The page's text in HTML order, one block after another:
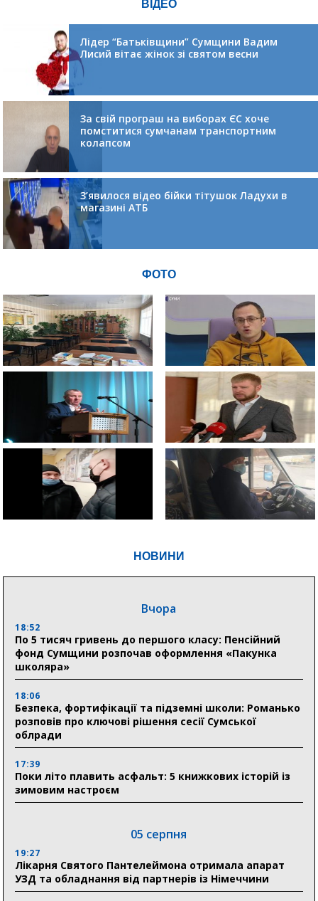
НОВИНИ
Вчора
18:52
По 5 тисяч гривень до першого класу: Пенсійний
фонд Сумщини розпочав оформлення «Пакунка
школяра»
18:06
Безпека, фортифікації та підземні школи: Романько
розповів про ключові рішення сесії Сумської
облради
17:39
Поки літо плавить асфальт: 5 книжкових історій із
зимовим настроєм
05 серпня
19:27
Лікарня Святого Пантелеймона отримала апарат
УЗД та обладнання від партнерів із Німеччини
ВІДЕО
Лідер “Батьківщини” Сумщини Вадим
Лисий вітає жінок зі святом весни
За свій програш на виборах ЄС хоче
помститися сумчанам транспортним
колапсом
З’явилося відео бійки тітушок Ладухи в
магазині АТБ
ФОТО